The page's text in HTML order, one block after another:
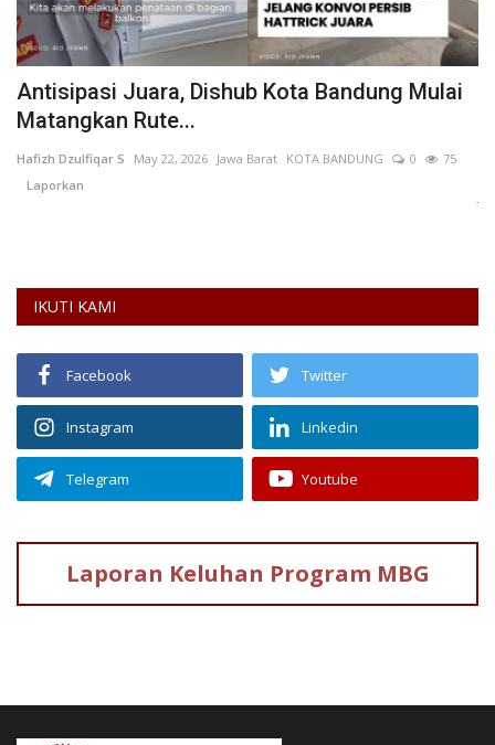
Antisipasi Juara, Dishub Kota Bandung Mulai
Matangkan Rute...
Hafizh Dzulfiqar S May 22, 2026 Jawa Barat KOTA BANDUNG 0
75
Laporkan
IKUTI KAMI
Facebook Twitter
Instagram Linkedin
Telegram Youtube
Laporan Keluhan Program MBG